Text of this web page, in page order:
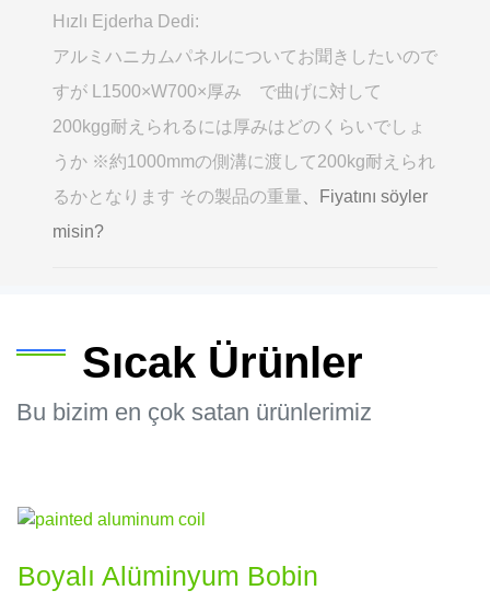
Hızlı Ejderha Dedi:
アルミハニカムパネルについてお聞きしたいので
すが L1500×W700×厚み で曲げに対して
200kgg耐えられるには厚みはどのくらいでしょ
うか ※約1000mmの側溝に渡して200kg耐えられ
るかとなります その製品の重量 、Fiyatını söyler
misin?
Sıcak Ürünler
Bu bizim en çok satan ürünlerimiz
Boyalı Alüminyum Bobin